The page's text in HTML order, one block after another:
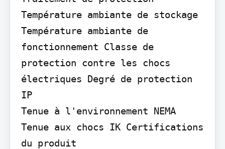
Température ambiante de stockage
Température ambiante de
fonctionnement Classe de
protection contre les chocs
électriques Degré de protection
IP
Tenue à l'environnement NEMA
Tenue aux chocs IK Certifications
du produit